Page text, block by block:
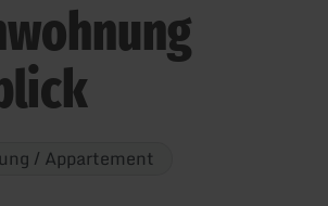
/ Appartement